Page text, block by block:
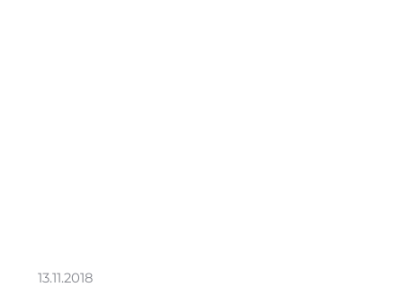
13.11.2018